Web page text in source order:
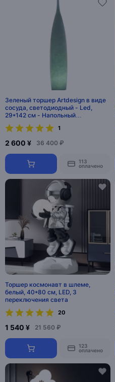
Зеленый торшер Artdesign в виде
сосуда, светодиодный - Led,
29*142 см - Напольный
светильник
1
2 600 ¥ 36 400 ₽
113
оплачено
Торшер космонавт в шлеме,
белый, 40*80 см, LED, 3
переключения света
20
1 540 ¥ 21 560 ₽
123
оплачено